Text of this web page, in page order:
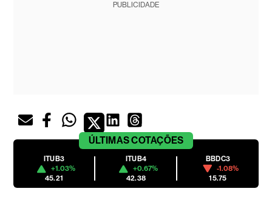
PUBLICIDADE
ÚLTIMASCOTAÇÕES
ITUB3
+1.03%
45.21
ITUB4
+0.67%
42.38
BBDC3
-1.08%
15.75